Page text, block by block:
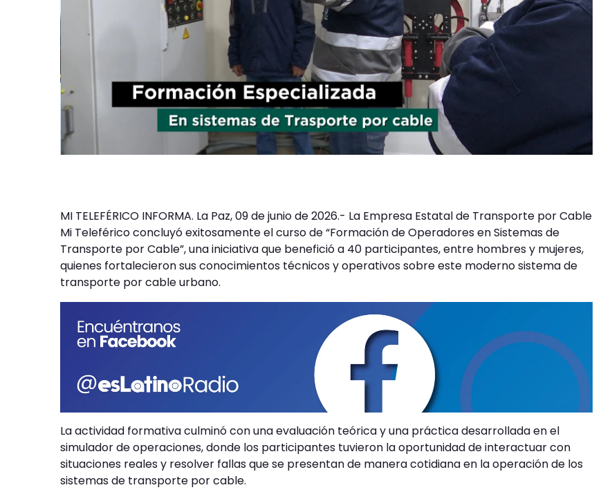
MI TELEFÉRICO INFORMA. La Paz, 09 de junio de 2026.- La Empresa Estatal de Transporte por Cable
Mi Teleférico concluyó exitosamente el curso de “Formación de Operadores en Sistemas de
Transporte por Cable”, una iniciativa que benefició a 40 participantes, entre hombres y mujeres,
quienes fortalecieron sus conocimientos técnicos y operativos sobre este moderno sistema de
transporte por cable urbano.
La actividad formativa culminó con una evaluación teórica y una práctica desarrollada en el
simulador de operaciones, donde los participantes tuvieron la oportunidad de interactuar con
situaciones reales y resolver fallas que se presentan de manera cotidiana en la operación de los
sistemas de transporte por cable.